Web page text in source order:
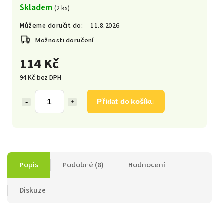
114 Kč
94 Kč bez DPH
Přidat do košíku
Skladem (2 ks)
Můžeme doručit do:
11.8.2026
Možnosti doručení
Popis Podobné (8) Hodnocení
Diskuze